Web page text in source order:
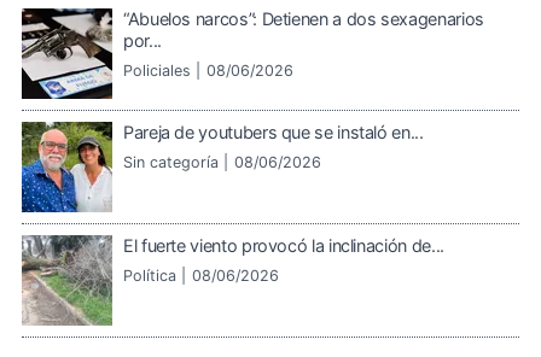
“Abuelos narcos”: Detienen a dos sexagenarios
por...
Policiales | 08/06/2026
Pareja de youtubers que se instaló en...
Sin categoría | 08/06/2026
El fuerte viento provocó la inclinación de...
Política | 08/06/2026